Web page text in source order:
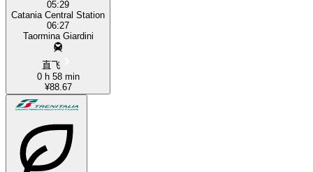
05:29
Catania Central Station
06:27
Taormina Giardini
直飞
0 h 58 min
¥88.67